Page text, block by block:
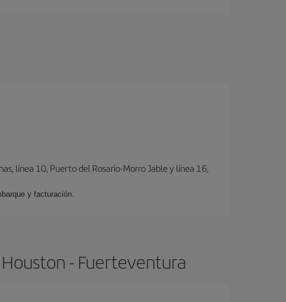
línea 10, Puerto del Rosario-Morro Jable y línea 16,
y facturación.
- Fuerteventura